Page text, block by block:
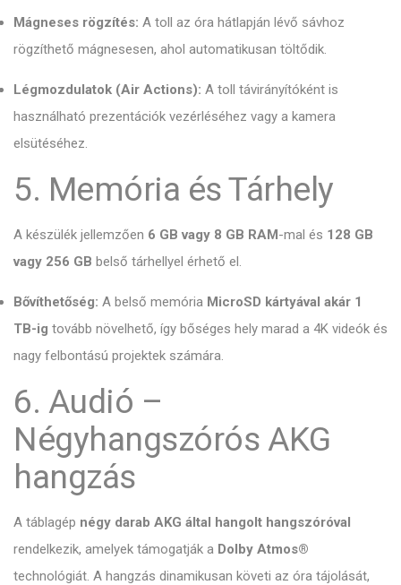
Mágneses rögzítés: A toll az óra hátlapján lévő sávhoz
rögzíthető mágnesesen, ahol automatikusan töltődik.
Légmozdulatok (Air Actions): A toll távirányítóként is
használható prezentációk vezérléséhez vagy a kamera
elsütéséhez.
5. Memória és Tárhely
A készülék jellemzően 6 GB vagy 8 GB RAM-mal és 128 GB
vagy 256 GB belső tárhellyel érhető el.
Bővíthetőség: A belső memória MicroSD kártyával akár 1
TB-ig tovább növelhető, így bőséges hely marad a 4K videók és
nagy felbontású projektek számára.
6. Audió –
Négyhangszórós AKG
hangzás
A táblagép négy darab AKG által hangolt hangszóróval
rendelkezik, amelyek támogatják a Dolby Atmos®
technológiát. A hangzás dinamikusan követi az óra tájolását,